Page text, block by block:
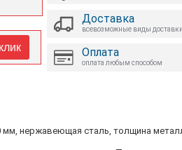
Доставка
всевозможные виды доставки
Оплата
оплата любым способом
мм, нержавеющая сталь, толщина